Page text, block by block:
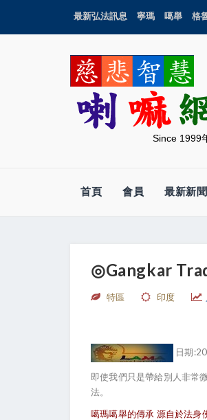
最新弘法訊息 寧瑪 噶舉 格
Since 1999
首頁 會員 最新新聞
◎Gangkar
特區 印度
日期
即使我們只是帶給別人非常
法。
噶瑪噶舉的傳承 源自於法身